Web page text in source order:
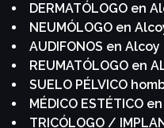
DERMATÓLOGO en
NEUMÓLOGO en
AUDIFONOS en Alcoy
REUMATÓLOGO en
SUELO PÉLVICO
MÉDICO ESTÉTICO
TRICÓLOGO /